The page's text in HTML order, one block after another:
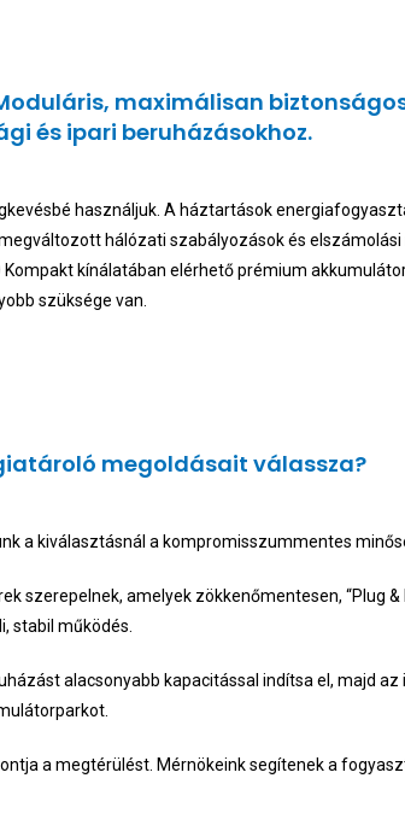
maximálisan
és ipari beruházásokhoz.
használjuk. A háztartások
hálózati szabályozások és
kínálatában elérhető prémium
szüksége van.
megoldásait válassza?
a kiválasztásnál a kompromisszummentes
szerepelnek, amelyek zökkenőmentesen, “Plug
stabil működés.
alacsonyabb kapacitással indítsa el, majd
a megtérülést. Mérnökeink segítenek a